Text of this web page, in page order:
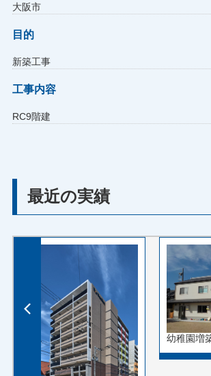
大阪市
目的
新築工事
工事内容
RC9階建
最近の実績
幼稚園増